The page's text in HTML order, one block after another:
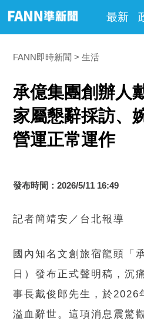
最新
FANN即時新聞 生活
承億集團創辦人
家屬懇辭採訪、
營運正常運作
發布時間：2026/5/11 16:49
記者簡靖安／台北報導
國內知名文創旅宿龍頭「
日）發布正式聲明稿，沉
事長戴俊郎先生，於2026
溢血辭世。這項消息震驚